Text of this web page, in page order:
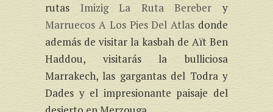
rutas Imizig La Ruta Berebery
Marruecos A Los Pies Del Atlas donde
además de visitar la kasbah de Aït Ben
Haddou, visitarás la bulliciosa
Marrakech, las gargantas del Todra y
Dades y el impresionante paisaje del